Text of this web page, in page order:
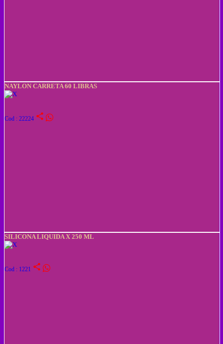
NAYLON CARRETA 60 LIBRAS
Cod : 22224 share
SILICONA LIQUIDA X 250 ML
Cod : 1221 share